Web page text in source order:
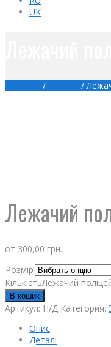
UK
/ /
Лежачий
от 300,00 грн.
Розмір
КількістьЛежачий
В кошик
Артикул: Н/Д Категория:
Опис
Деталі